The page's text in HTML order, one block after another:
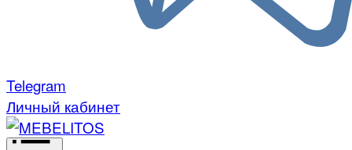
Telegram
Личный кабинет